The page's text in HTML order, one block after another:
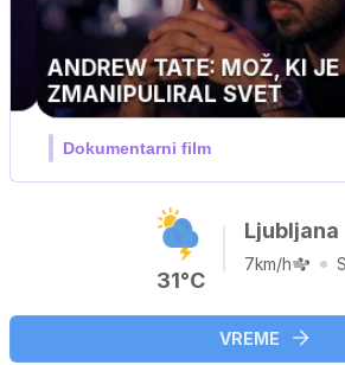
MOJ PRIJATELJ PINGVIN
Film meseca / družinski,
31°C
Ljubljana
7km/h
VREME